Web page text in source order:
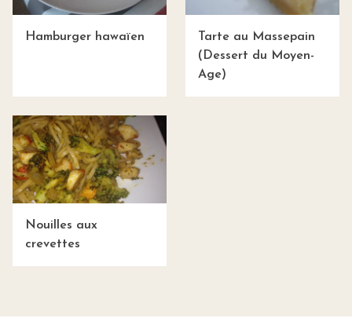
Hamburger hawaïen
Tarte au Massepain
(Dessert du Moyen-
Age)
Nouilles aux
crevettes